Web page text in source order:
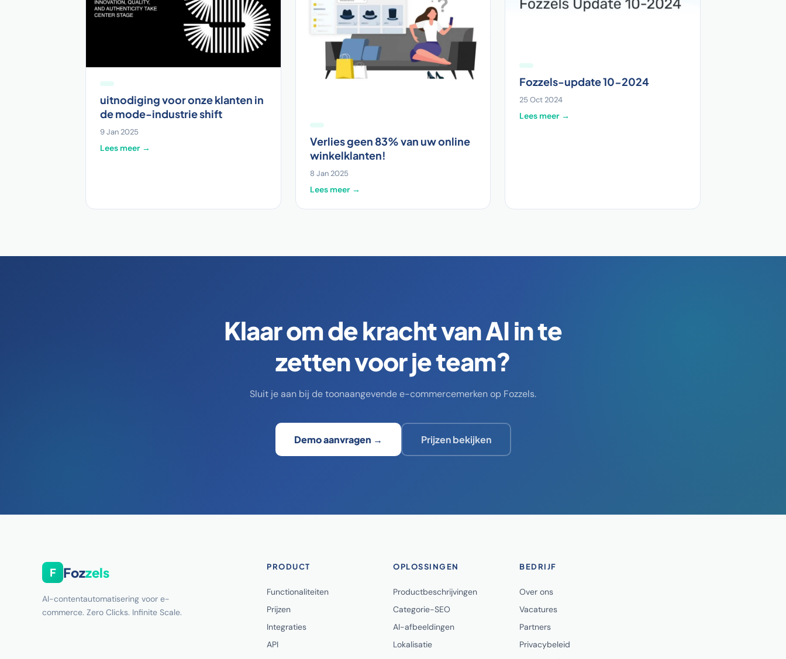
uitnodiging voor onze klanten in
de mode-industrie shift
9 Jan 2025
Lees meer →
Verlies geen 83% van uw online
winkelklanten!
8 Jan 2025
Lees meer →
Fozzels-update 10-2024
25 Oct 2024
Lees meer →
Klaar om de kracht van AI in te
zetten voor je team?
Sluit je aan bij de toonaangevende e-commercemerken op Fozzels.
Demo aanvragen → Prijzen bekijken
F Fozzels
AI-contentautomatisering voor e-
commerce. Zero Clicks. Infinite Scale.
PRODUCT
Functionaliteiten
Prijzen
Integraties
API
OPLOSSINGEN
Productbeschrijvingen
Categorie-SEO
AI-afbeeldingen
Lokalisatie
BEDRIJF
Over ons
Vacatures
Partners
Privacybeleid